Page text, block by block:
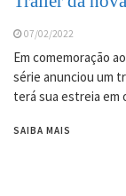
07/02/2022
Em comemoração
série anunciou um
terá sua estreia em
SAIBA MAIS